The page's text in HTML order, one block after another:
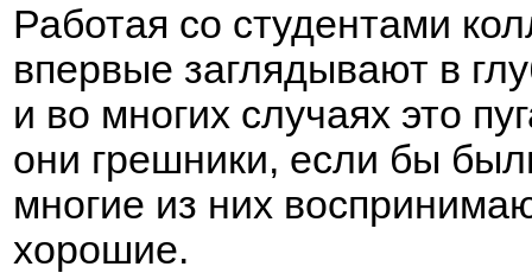
Работая со студентами
впервые заглядывают в
и во многих случаях это
они грешники, если бы
многие из них
хорошие.